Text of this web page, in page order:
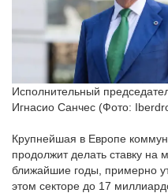
Исполнительный
Игнасио Санчес (Фото:
Крупнейшая в Европе
продолжит делать ставку на
ближайшие годы, примерно
этом секторе до 17